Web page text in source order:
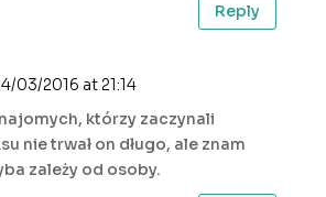
Reply
03/2016 at 21:14
którzy zaczynali
nie trwał on długo, ale znam
zależy od osoby.